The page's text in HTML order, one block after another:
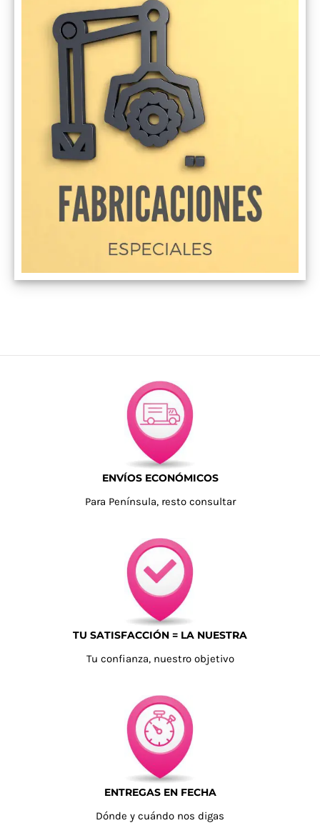
ENVÍOS ECONÓMICOS
Para Península, resto consultar
TU SATISFACCIÓN = LA NUESTRA
Tu confianza, nuestro objetivo
ENTREGAS EN FECHA
Dónde y cuándo nos digas